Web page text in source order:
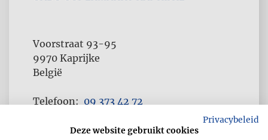
Voorstraat 93-95
9970 Kaprijke
België
Telefoon
09 373 42 72
Privacybeleid
Deze website gebruikt cookies